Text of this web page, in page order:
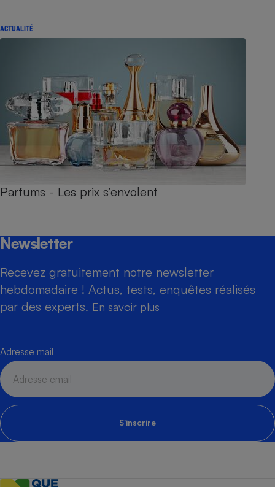
ACTUALITÉ
Parfums - Les prix s’envolent
Newsletter
Recevez gratuitement notre newsletter
hebdomadaire ! Actus, tests, enquêtes réalisés
par des experts. En savoir plus
Adresse mail
S'inscrire